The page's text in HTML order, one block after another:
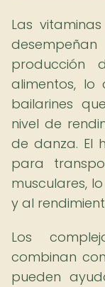
Las
alimentos,
bailarines
nivel de
de danza. El
para
musculares,
y al
Los
combinan
pueden